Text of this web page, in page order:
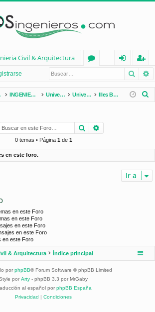
Civil & Arquitectura
os
nt
ifi
e
eg
ist
ra
INGENIERÍA CIVIL (España) Universidades de España Universidades por Comunidades Illes Balears
r
Buscar
0 temas • Página 1de 1
en este foro.
Ir a
en este Foro
en este Foro
en este Foro
en este Foro
en este Foro
& Arquitectura Índice principal
por phpBB® Forum Software © phpBB Limited
por Arty - phpBB 3.3 por MrGaby
al español por phpBB España
Privacidad | Condiciones